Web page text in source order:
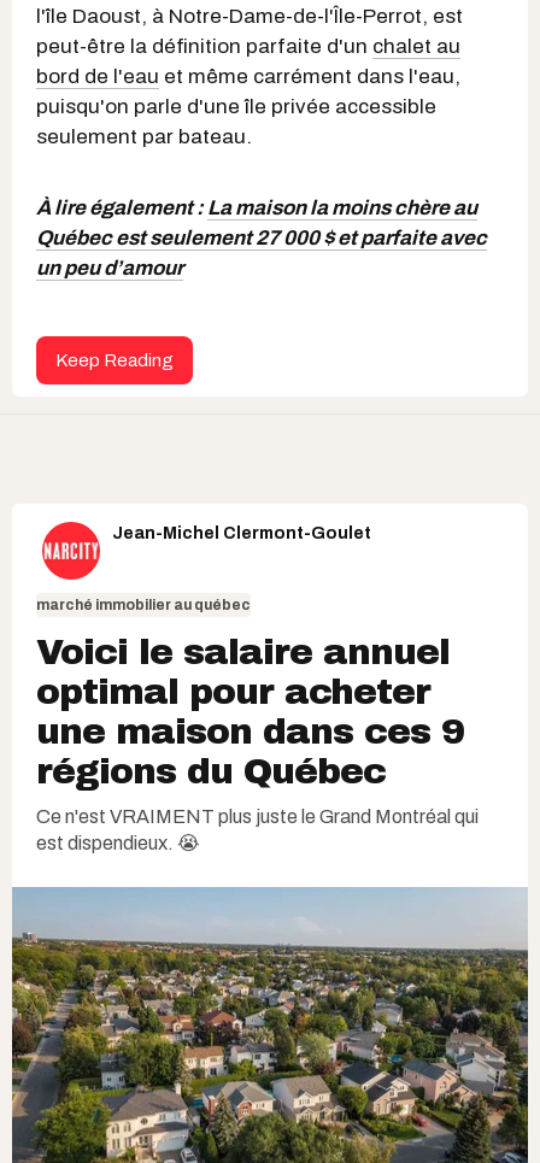
l'île Daoust, à Notre-Dame-de-l'Île-Perrot, est
peut-être la définition parfaite d'un chalet au
bord de l'eau et même carrément dans l'eau,
puisqu'on parle d'une île privée accessible
seulement par bateau.
À lire également :La maison la moins chère au
Québec est seulement 27 000 $ et parfaite avec
un peu d’amour
Keep Reading
Jean-Michel Clermont-Goulet
marché immobilier au québec
Voici le salaire annuel
optimal pour acheter
une maison dans ces 9
régions du Québec
Ce n'est VRAIMENT plus juste le Grand Montréal qui
est dispendieux. 😭